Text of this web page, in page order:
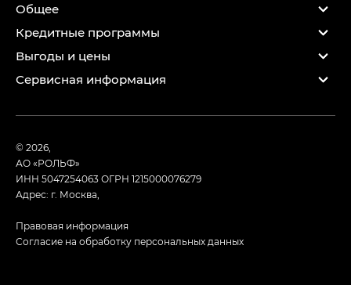
Общее
Кредитные программы
Выгоды и цены
Сервисная информация
© 2026,
АО «РОЛЬФ»
ИНН 5047254063ОГРН 1215000076279
Адрес: г. Москва,
Правовая информация
Согласие на обработку персональных данных